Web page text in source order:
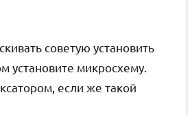
советую установить
установите микросхему.
если же такой